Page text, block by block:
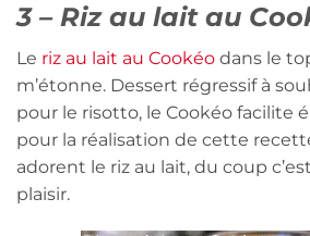
3 – Riz au lait au
Le riz au lait au Cookéo dans le
m’étonne. Dessert régressif à
pour le risotto, le Cookéo facilite
pour la réalisation de cette
adorent le riz au lait, du coup
plaisir.